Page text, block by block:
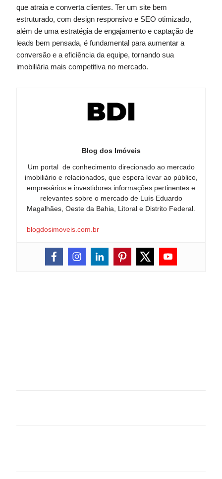
que atraia e converta clientes. Ter um site bem
estruturado, com design responsivo e SEO otimizado,
além de uma estratégia de engajamento e captação de
leads bem pensada, é fundamental para aumentar a
conversão e a eficiência da equipe, tornando sua
imobiliária mais competitiva no mercado.
Blog dos Imóveis
Um portal de conhecimento direcionado ao mercado
imobiliário e relacionados, que espera levar ao público,
empresários e investidores informações pertinentes e
relevantes sobre o mercado de Luís Eduardo
Magalhães, Oeste da Bahia, Litoral e Distrito Federal.
blogdosimoveis.com.br